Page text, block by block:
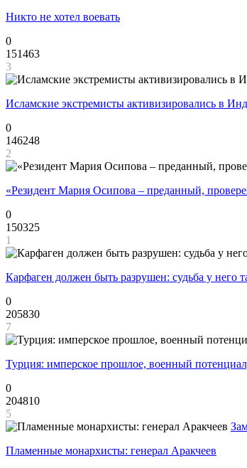
Никто не хотел воевать
0
151463
3
Исламские экстремисты активизировались в
0
146248
2
«Резидент Мария Осипова – преданный,
0
150325
1
Карфаген должен быть разрушен: судьба у него
0
205830
7
Турция: имперское прошлое, военный
0
204810
5
Пламенные монархисты: генерал Аракчеев